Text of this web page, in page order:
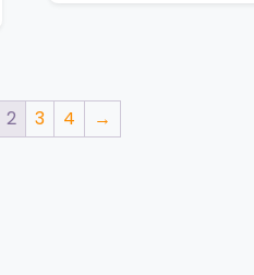
2 3 4 →